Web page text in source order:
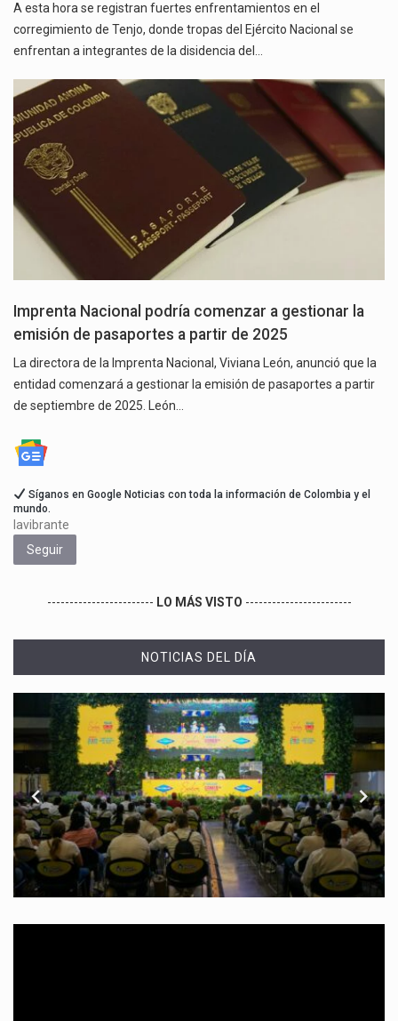
A esta hora se registran fuertes enfrentamientos en el
corregimiento de Tenjo, donde tropas del Ejército Nacional se
enfrentan a integrantes de la disidencia del…
Imprenta Nacional podría comenzar a gestionar la
emisión de pasaportes a partir de 2025
La directora de la Imprenta Nacional, Viviana León, anunció que la
entidad comenzará a gestionar la emisión de pasaportes a partir
de septiembre de 2025. León…
Síganos en Google Noticias con toda la información de Colombia y el
mundo.
lavibrante
Seguir
------------------------ LO MÁS VISTO ------------------------
NOTICIAS DEL DÍA